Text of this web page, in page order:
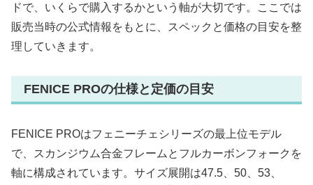
ドで、いくらで購入するかという軸が大切です。ここでは
販売当時の公式情報をもとに、スペックと価格の目安を整
理していきます。
FENICE PROの仕様と定価の目安
FENICE PROはフェニーチェシリーズの最上位モデル
で、スカンジウム合金フレームとフルカーボンフォークを
軸に構成されています。サイズ展開は47.5、50、53、